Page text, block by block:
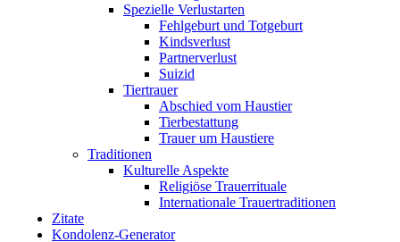
Spezielle Verlustarten
Fehlgeburt und Totgeburt
Kindsverlust
Partnerverlust
Suizid
Tiertrauer
Abschied vom Haustier
Tierbestattung
Trauer um Haustiere
Traditionen
Kulturelle Aspekte
Religiöse Trauerrituale
Internationale Trauertraditionen
Zitate
Kondolenz-Generator